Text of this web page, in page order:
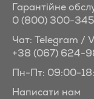
Гарантійне
0 (800) 300-345
Чат: Telegram /
+38 (067) 624-
Пн-Пт: 09:00-
Написати нам